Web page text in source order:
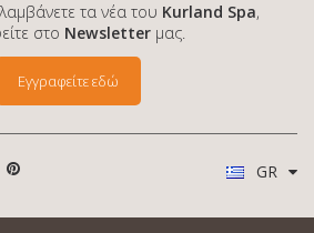
τα νέα του Kurland Spa,
στο Newsletterμας.
Εγγραφείτε εδώ
GR